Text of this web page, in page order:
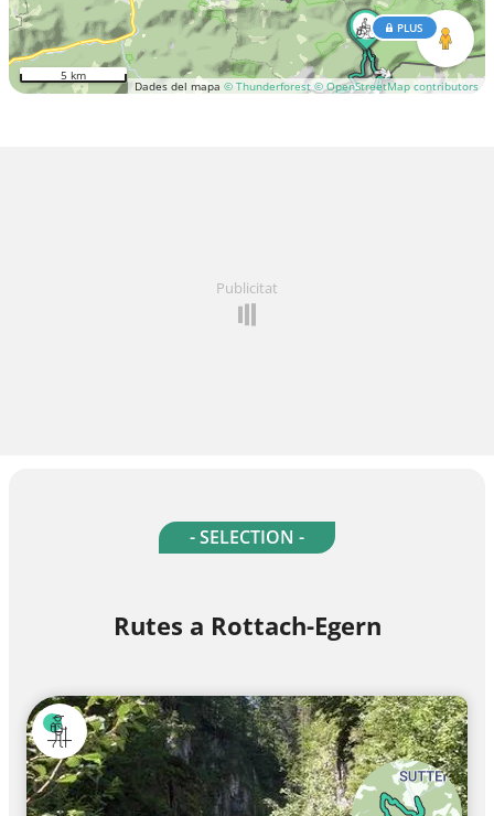
Dades del mapa © Thunderforest © OpenStreetMap contributors
PLUS
5 km
Publicitat
- SELECTION -
Rutes a Rottach-Egern